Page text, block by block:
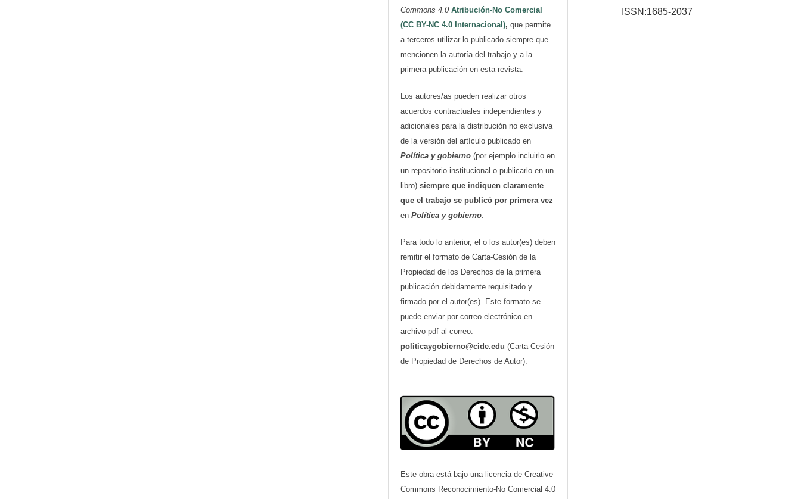
Commons 4.0 Atribución-No Comercial
(CC BY-NC 4.0 Internacional), que permite
a terceros utilizar lo publicado siempre que
mencionen la autoría del trabajo y a la
primera publicación en esta revista.
Los autores/as pueden realizar otros
acuerdos contractuales independientes y
adicionales para la distribución no exclusiva
de la versión del artículo publicado en
Política y gobierno (por ejemplo incluirlo en
un repositorio institucional o publicarlo en un
libro) siempre que indiquen claramente
que el trabajo se publicó por primera vez
en Política y gobierno
Para todo lo anterior, el o los autor(es) deben
remitir el formato de Carta-Cesión de la
Propiedad de los Derechos de la primera
publicación debidamente requisitado y
firmado por el autor(es). Este formato se
puede enviar por correo electrónico en
archivo pdf al correo:
politicaygobierno@cide.edu (Carta-Cesión
de Propiedad de Derechos de Autor).
Este obra está bajo una licencia de Creative
Commons Reconocimiento-No Comercial 4.0
ISSN:1685-2037